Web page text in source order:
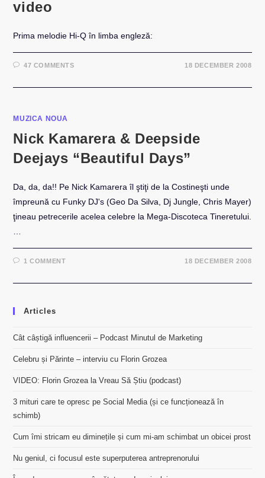
video
Prima melodie Hi-Q în limba engleză:
47 COMMENTS 18 DECEMBER 2008
MUZICA NOUA
Nick Kamarera & Deepside
Deejays “Beautiful Days”
Da, da, da!! Pe Nick Kamarera îl ştiţi de la Costineşti unde
împreună cu Funky DJ's (Geo Da Silva, Dj Jungle, Chris Mayer)
ţineau petrecerile acelea celebre la Mega-Discoteca Tineretului.
1 COMMENT 18 DECEMBER 2008
Articles
Cât câștigă influencerii – Podcast Minutul de Marketing
Celebru și Părinte – interviu cu Florin Grozea
VIDEO: Florin Grozea la Vreau Să Știu (podcast)
3 mituri care te opresc pe Social Media (și ce funcționează în
schimb)
Cum îmi stricam eu diminețile și cum mi-am schimbat un obicei prost
Nu geniul, ci focusul este superputerea antreprenorului